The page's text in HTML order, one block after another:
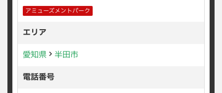
アミューズメントパーク
エリア
愛知県
半田市
電話番号